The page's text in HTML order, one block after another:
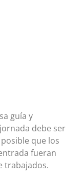
guía y
debe ser
que los
fueran
trabajados.